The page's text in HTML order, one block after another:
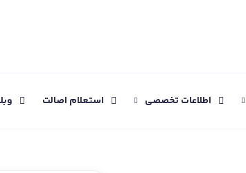
اطلاعات تخصصی استعلام اصالت